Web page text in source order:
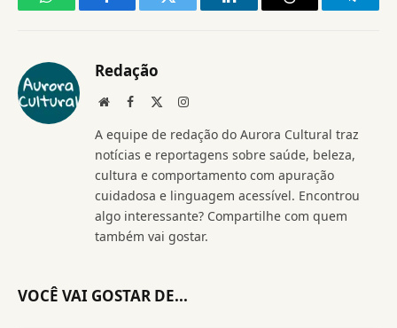
WhatsAppFacebookTwitter LinkedInThreads
Redação
WebsiteFacebook Instagram
A equipe de redação do Aurora Cultural traz
notícias e reportagens sobre saúde, beleza,
cultura e comportamento com apuração
cuidadosa e linguagem acessível. Encontrou
algo interessante? Compartilhe com quem
também vai gostar.
VOCÊ VAI GOSTAR DE...